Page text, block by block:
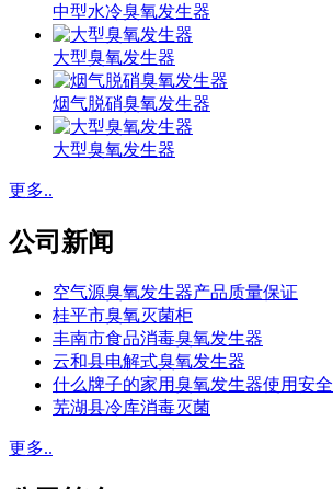
中型水冷臭氧发生器
大型臭氧发生器
烟气脱硝臭氧发生器
大型臭氧发生器
更多..
公司新闻
空气源臭氧发生器产品质量保证
桂平市臭氧灭菌柜
丰南市食品消毒臭氧发生器
云和县电解式臭氧发生器
什么牌子的家用臭氧发生器使用安全
芜湖县冷库消毒灭菌
更多..